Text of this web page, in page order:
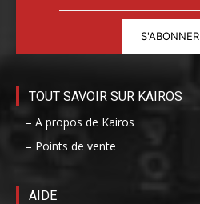
S'ABONNER
TOUT SAVOIR SUR KAIROS
– A propos de Kairos
– Points de vente
AIDE